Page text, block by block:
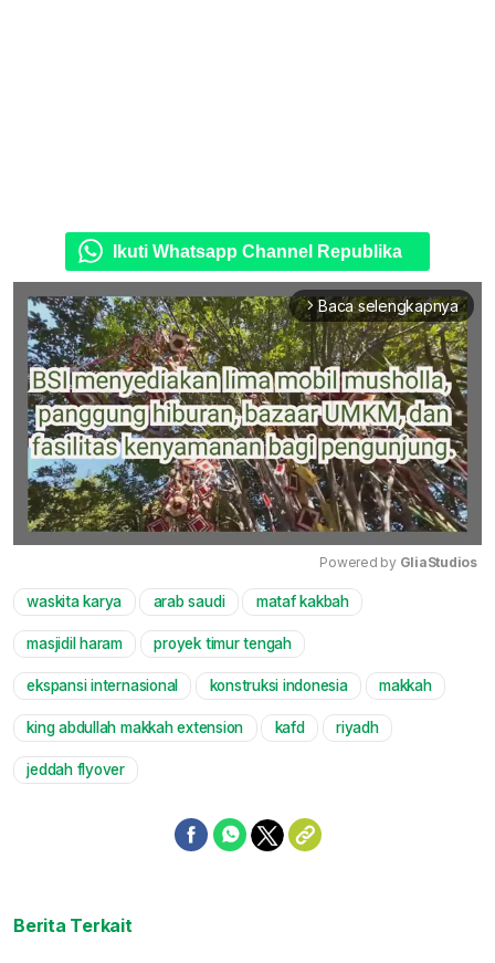
Ikuti Whatsapp Channel Republika
arrow_forward_ios Baca selengkapnya
Powered by GliaStudios
waskita karya arab saudi mataf kakbah
masjidil haram proyek timur tengah
ekspansi internasional konstruksi indonesia makkah
king abdullah makkah extension kafd riyadh
jeddah flyover
Berita Terkait